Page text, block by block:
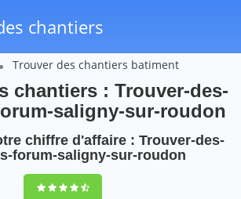
chantiers
Trouver des chantiers batiment
chantiers : Trouver-des-
saligny-sur-roudon
chiffre d'affaire : Trouver-des-
forum-saligny-sur-roudon